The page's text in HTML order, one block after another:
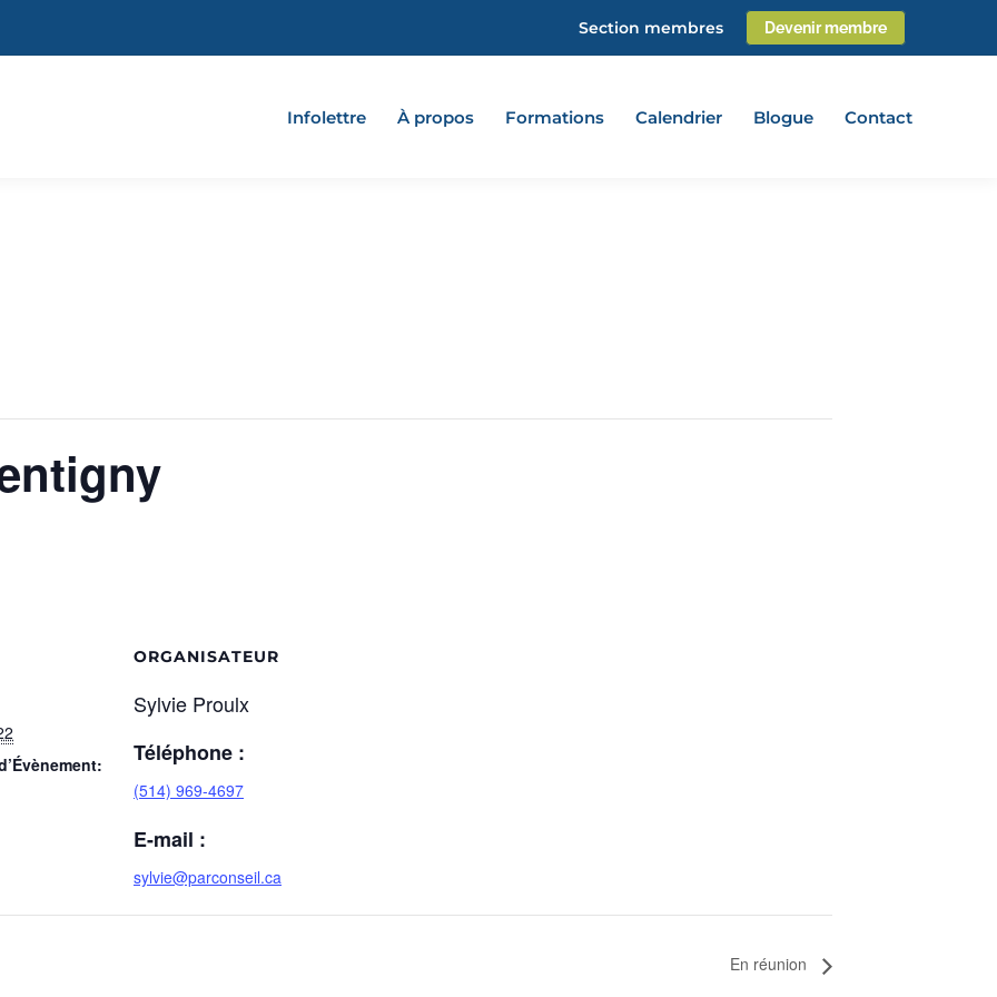
Section membres Devenir membre
Infolettre À propos Formations Calendrier Blogue Contact
ORGANISATEUR
Sylvie Proulx
Téléphone :
(514) 969-4697
E-mail :
sylvie@parconseil.ca
En réunion